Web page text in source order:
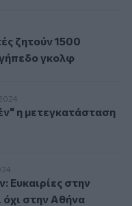
ζητούν 1500
ζητούν 1500
γκολφ
η μετεγκατάσταση των
η μετεγκατάσταση
στην
Ευκαιρίες στην
όχι στην Αθήνα